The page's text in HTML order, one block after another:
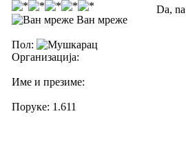
Ван мреже
Пол:
Организација:
Име и презиме:
Поруке: 1.611
Da,